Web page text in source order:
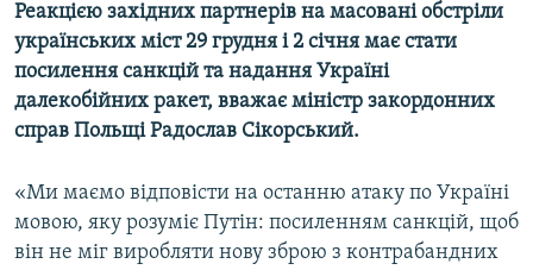
Усі сайти RFE/RL
Реакцією західних партнерів на масовані обстріли
українських міст 29 грудня і 2 січня має стати
посилення санкцій та надання Україні
далекобійних ракет, вважає міністр закордонних
справ Польщі Радослав Сікорський.
«Ми маємо відповісти на останню атаку по Україні
мовою, яку розуміє Путін: посиленням санкцій, щоб
він не міг виробляти нову зброю з контрабандних